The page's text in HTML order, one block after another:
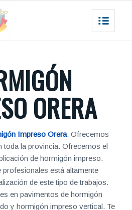
ORERA
Impreso Orera. Ofrecemos
toda la provincia. Ofrecemos el
de hormigón impreso.
profesionales está altamente
de este tipo de trabajos.
en pavimentos de hormigón
y hormigón impreso vertical. Te